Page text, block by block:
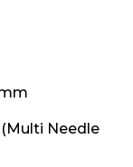
Needle